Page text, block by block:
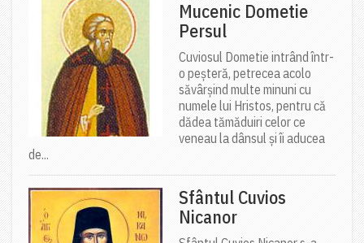
Mucenic Dometie
Persul
Cuviosul Dometie intrând într-
o peșteră, petrecea acolo
săvârșind multe minuni cu
numele lui Hristos, pentru că
dădea tămăduiri celor ce
veneau la dânsul și îi aducea
de...
Sfântul Cuvios
Nicanor